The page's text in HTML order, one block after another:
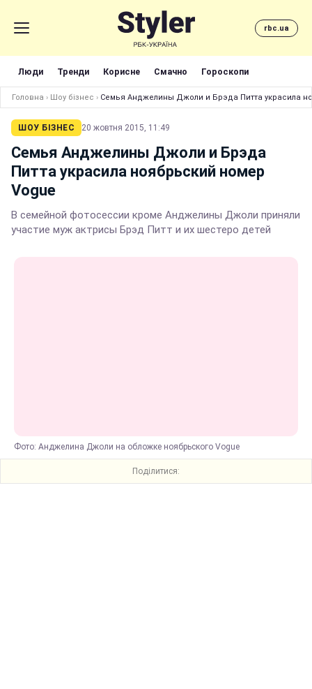
rbc.ua
Люди Тренди Корисне Смачно Гороскопи
Головна › Шоу бізнес › Семья Анджелины Джоли и Брэда Питта украсила
ШОУ БІЗНЕС 20 жовтня 2015, 11:49
Семья Анджелины Джоли и Брэда
Питта украсила ноябрьский номер
Vogue
В семейной фотосессии кроме Анджелины Джоли приняли
участие муж актрисы Брэд Питт и их шестеро детей
Фото: Анджелина Джоли на обложке ноябрьского Vogue
Поділитися: